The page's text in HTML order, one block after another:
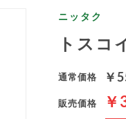
ニッタク
トスコ
通常価格 ￥
販売価格 ￥